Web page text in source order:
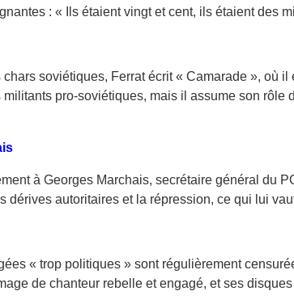
: « Ils étaient vingt et cent, ils étaient des
soviétiques, Ferrat écrit « Camarade », où
pro-soviétiques, mais il assume son
à Georges Marchais, secrétaire général du
dérives autoritaires et la répression, ce qui lui
« trop politiques » sont régulièrement
de chanteur rebelle et engagé, et ses